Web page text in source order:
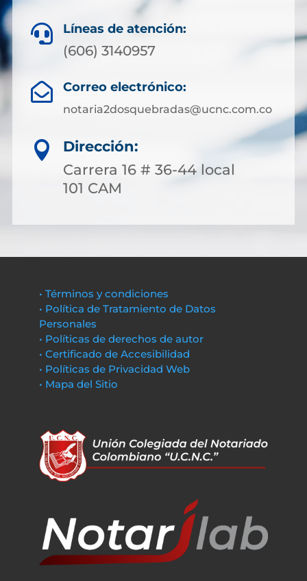
 Líneas de atención:
(606) 3140957
 Correo electrónico:
notaria2dosquebradas@ucnc.com.co

Dirección:
Carrera 16 # 36-44 local
101 CAM
• Términos y condiciones
• Política de Tratamiento de Datos
Personales
• Políticas de derechos de autor
• Certificado de Accesibilidad
• Políticas de Privacidad Web
• Mapa del Sitio